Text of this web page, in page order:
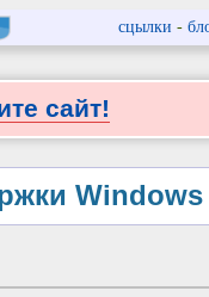
сцылки -
сайт!
Windows